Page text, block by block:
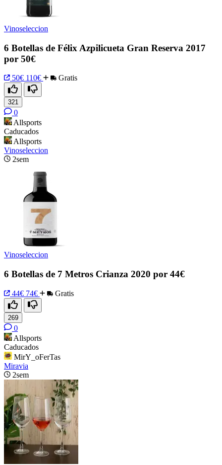
Vinoseleccion
6 Botellas de Félix Azpilicueta Gran Reserva 2017
por 50€
50€ 110€ Gratis
321
0
Allsports
Caducados
Allsports
Vinoseleccion
2sem
Vinoseleccion
6 Botellas de 7 Metros Crianza 2020 por 44€
44€ 74€ Gratis
269
0
Allsports
Caducados
MirY_oFerTas
Miravia
2sem